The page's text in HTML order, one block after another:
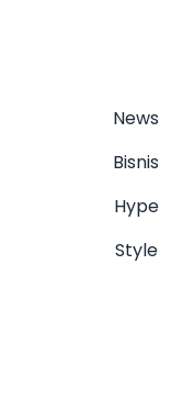
News
Bisnis
Hype
Style